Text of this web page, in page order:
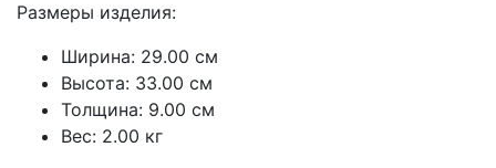
Размеры изделия:
Ширина: 29.00 см
Высота: 33.00 см
Толщина: 9.00 см
Вес: 2.00 кг